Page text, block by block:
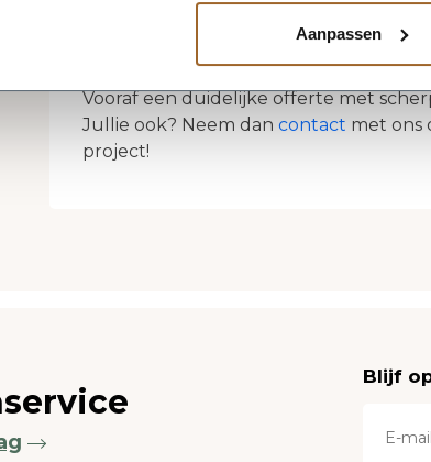
Aanpassen
plantenbakken hebben wij ingeplant
een automatisch bewateringssysteem.
Bij Plantenbakken & Zo houden wij
Vooraf een duidelijke offerte met
Jullie ook? Neem dan contact met ons
project!
Blijf